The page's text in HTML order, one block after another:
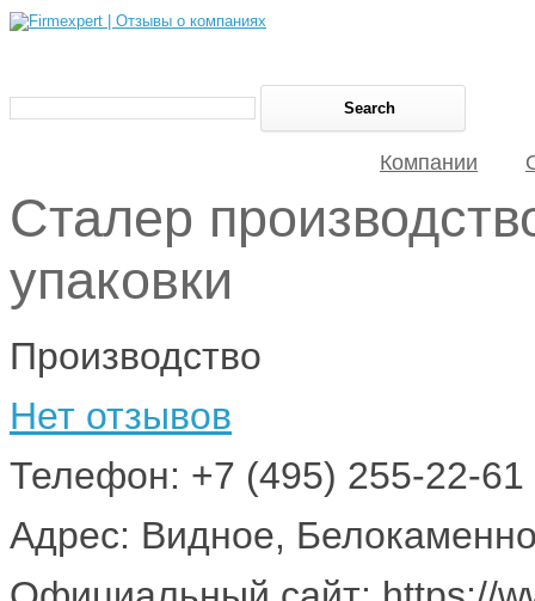
Компании
Сталер
упаковки
Производство
Нет отзывов
Телефон: +7 (495) 255-22-61
Адрес: Видное,